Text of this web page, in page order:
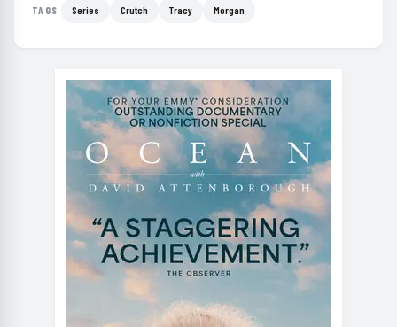
TAGS Series Crutch Tracy Morgan